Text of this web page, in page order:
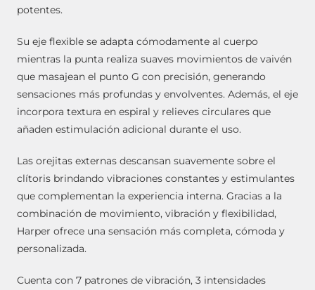
potentes.
Su eje flexible se adapta cómodamente al cuerpo
mientras la punta realiza suaves movimientos de vaivén
que masajean el punto G con precisión, generando
sensaciones más profundas y envolventes. Además, el eje
incorpora textura en espiral y relieves circulares que
añaden estimulación adicional durante el uso.
Las orejitas externas descansan suavemente sobre el
clítoris brindando vibraciones constantes y estimulantes
que complementan la experiencia interna. Gracias a la
combinación de movimiento, vibración y flexibilidad,
Harper ofrece una sensación más completa, cómoda y
personalizada.
Cuenta con 7 patrones de vibración, 3 intensidades